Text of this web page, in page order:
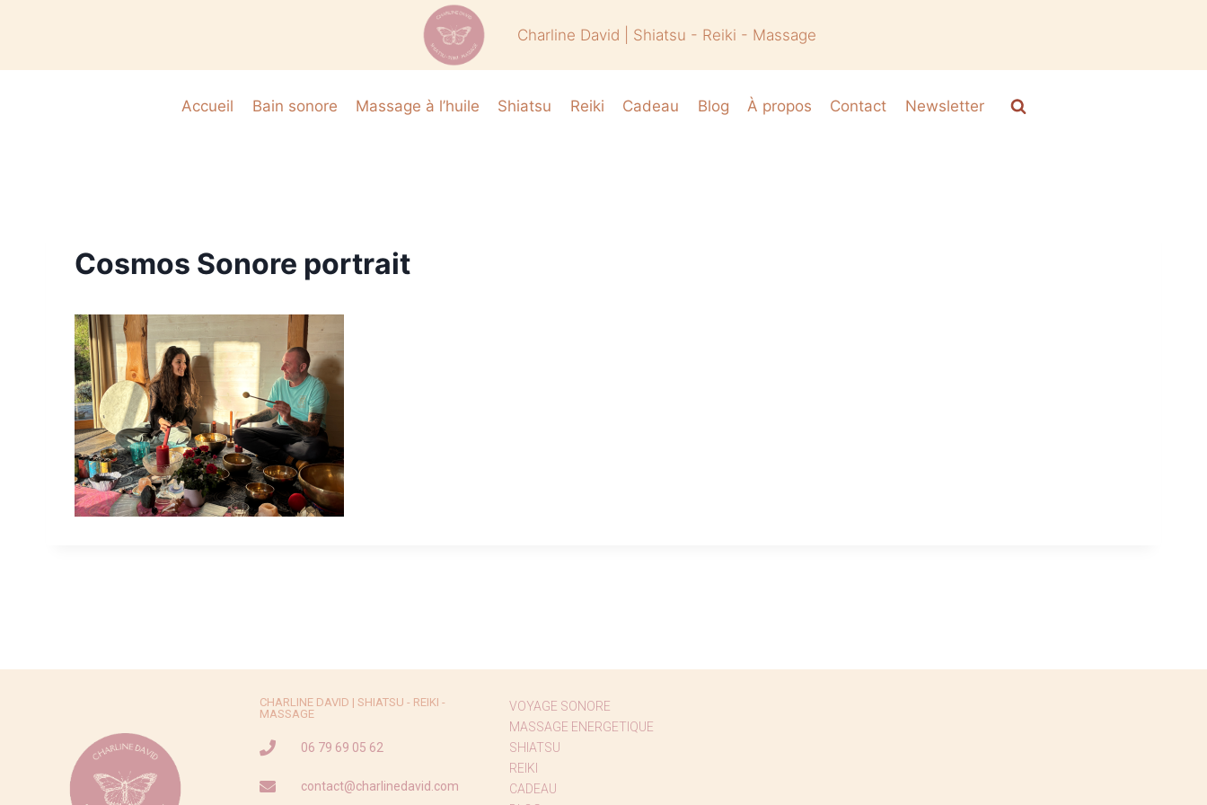
Charline David | Shiatsu - Reiki - Massage
Accueil Bain sonore Massage à l’huile Shiatsu Reiki Cadeau Blog À propos Contact Newsletter
Cosmos Sonore portrait
CHARLINE DAVID | SHIATSU - REIKI -
MASSAGE
06 79 69 05 62
contact@charlinedavid.com
VOYAGE SONORE
MASSAGE ENERGETIQUE
SHIATSU
REIKI
CADEAU